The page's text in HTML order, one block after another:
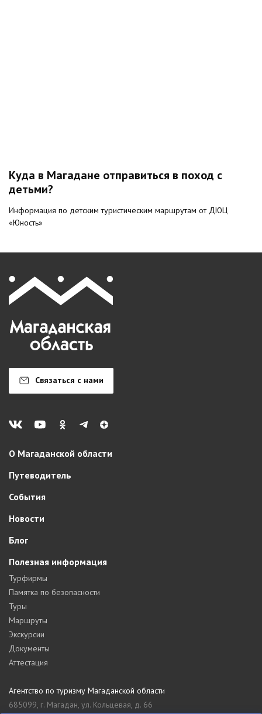
Куда в Магадане отправиться в поход с
детьми?
Информация по детским туристическим маршрутам от ДЮЦ
«Юность»
Связаться с нами
О Магаданской области
Путеводитель
События
Новости
Блог
Полезная информация
Турфирмы
Памятка по безопасности
Туры
Маршруты
Экскурсии
Документы
Аттестация
Агентство по туризму Магаданской области
685099, г. Магадан, ул. Кольцевая, д. 66